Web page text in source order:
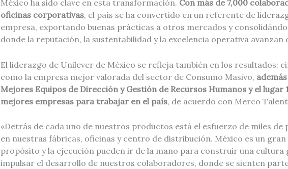
México ha sido clave en esta transformación. Con más de 7,000
oficinas corporativas, el país se ha convertido en un referente de
empresa, exportando buenas prácticas a otros mercados y
donde la reputación, la sustentabilidad y la excelencia operativa avanzan
El liderazgo de Unilever de México se refleja también en los resultados:
como la empresa mejor valorada del sector de Consumo Masivo,
Mejores Equipos de Dirección y Gestión de Recursos Humanos y el lugar
mejores empresas para trabajar en el país, de acuerdo con Merco
«Detrás de cada uno de nuestros productos está el esfuerzo de miles de
en nuestras fábricas, oficinas y centro de distribución. México es un
propósito y la ejecución pueden ir de la mano para construir una cultura
impulsar el desarrollo de nuestros colaboradores, donde se sienten